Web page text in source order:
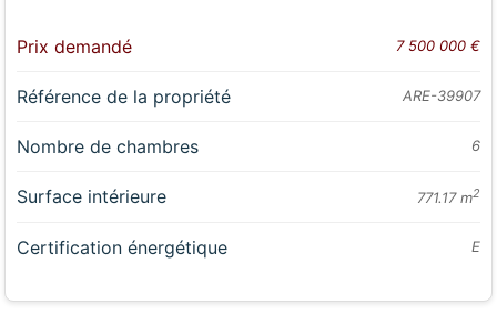
Prix demandé 7 500 000 €
Référence de la propriété ARE-39907
Nombre de chambres 6
Surface intérieure 771.17 m2
Certification énergétique E